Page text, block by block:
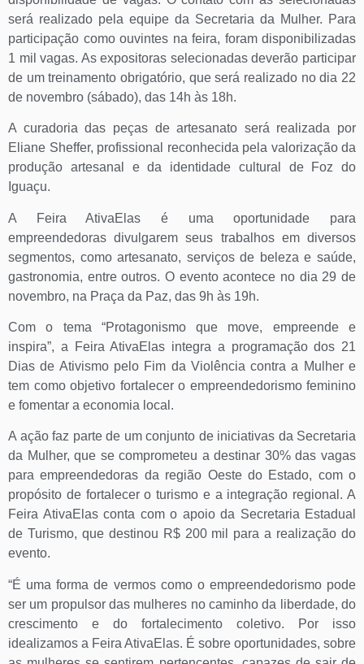
será realizado pela equipe da Secretaria da Mulher. Para
participação como ouvintes na feira, foram disponibilizadas
1 mil vagas. As expositoras selecionadas deverão participar
de um treinamento obrigatório, que será realizado no dia 22
de novembro (sábado), das 14h às 18h.
A curadoria das peças de artesanato será realizada por
Eliane Sheffer, profissional reconhecida pela valorização da
produção artesanal e da identidade cultural de Foz do
Iguaçu.
A Feira AtivaElas é uma oportunidade para
empreendedoras divulgarem seus trabalhos em diversos
segmentos, como artesanato, serviços de beleza e saúde,
gastronomia, entre outros. O evento acontece no dia 29 de
novembro, na Praça da Paz, das 9h às 19h.
Com o tema “Protagonismo que move, empreende e
inspira”, a Feira AtivaElas integra a programação dos 21
Dias de Ativismo pelo Fim da Violência contra a Mulher e
tem como objetivo fortalecer o empreendedorismo feminino
e fomentar a economia local.
A ação faz parte de um conjunto de iniciativas da Secretaria
da Mulher, que se comprometeu a destinar 30% das vagas
para empreendedoras da região Oeste do Estado, com o
propósito de fortalecer o turismo e a integração regional. A
Feira AtivaElas conta com o apoio da Secretaria Estadual
de Turismo, que destinou R$ 200 mil para a realização do
evento.
“É uma forma de vermos como o empreendedorismo pode
ser um propulsor das mulheres no caminho da liberdade, do
crescimento e do fortalecimento coletivo. Por isso
idealizamos a Feira AtivaElas. É sobre oportunidades, sobre